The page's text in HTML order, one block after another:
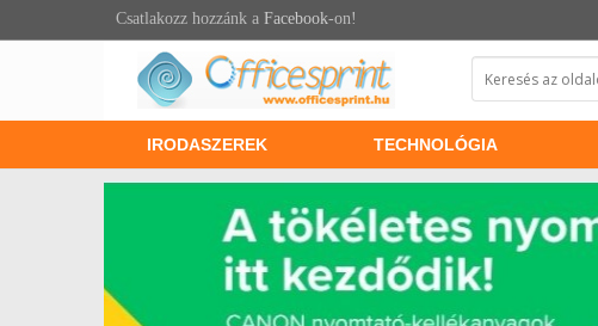
Csatlakozz hozzánk a Facebook-on!
IRODASZEREK TECHNOLÓGIA